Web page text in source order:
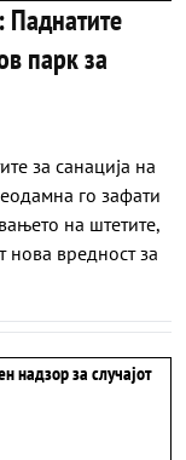
парк за
за санација на
го зафати
на штетите,
нова вредност за